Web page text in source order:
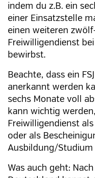
indem du z.B. ein
einer Einsatzstelle
einen weiteren
Freiwilligendienst
bewirbst.
Beachte, dass ein
anerkannt werden
sechs Monate voll
kann wichtig
Freiwilligendienst
oder als
Ausbildung/
Was auch geht: